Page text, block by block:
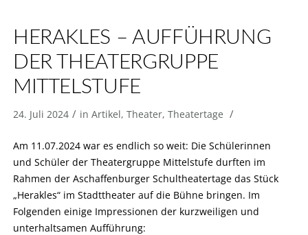
HERAKLES – AUFFÜHRUNG
DER THEATERGRUPPE
MITTELSTUFE
24. Juli 2024 / in Artikel, Theater, Theatertage /
Am 11.07.2024 war es endlich so weit: Die Schülerinnen
und Schüler der Theatergruppe Mittelstufe durften im
Rahmen der Aschaffenburger Schultheatertage das Stück
„Herakles“ im Stadttheater auf die Bühne bringen. Im
Folgenden einige Impressionen der kurzweiligen und
unterhaltsamen Aufführung: